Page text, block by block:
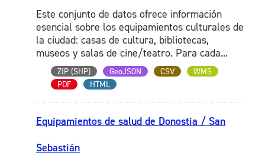
Este conjunto de datos ofrece información
esencial sobre los equipamientos culturales de
la ciudad: casas de cultura, bibliotecas,
museos y salas de cine/teatro. Para cada...
ZIP (SHP) GeoJSON CSV
WMS
PDF
HTML
Equipamientos de salud de Donostia / San
Sebastián